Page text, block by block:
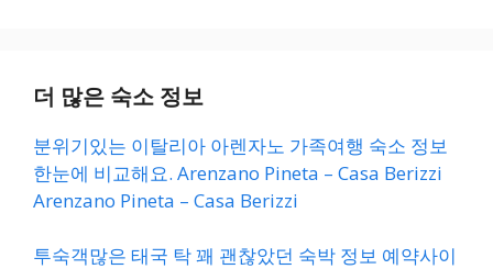
더 많은 숙소 정보
분위기있는 이탈리아 아렌자노 가족여행 숙소 정보
한눈에 비교해요. Arenzano Pineta – Casa Berizzi
Arenzano Pineta – Casa Berizzi
투숙객많은 태국 탁 꽤 괜찮았던 숙박 정보 예약사이